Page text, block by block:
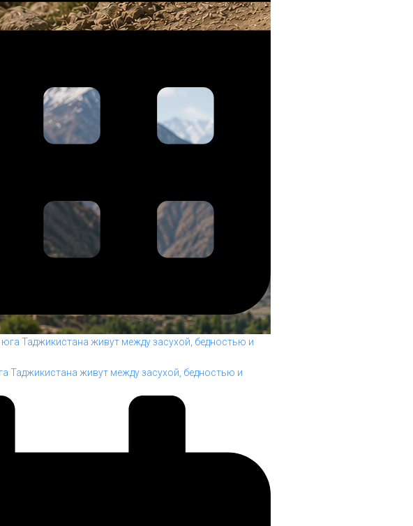
Таджикистана живут между засухой, бедностью и